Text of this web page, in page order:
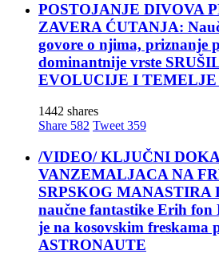
POSTOJANJE DIVOVA
ZAVERA ĆUTANJA:
govore o njima, priznanje
dominantnije vrste
EVOLUCIJE I TEMELJE
1442 shares
Share 582 Tweet 359
/VIDEO/ KLJUČNI
VANZEMALJACA NA
SRPSKOG MANASTIRA
naučne fantastike Erih fon
je na kosovskim freskama
ASTRONAUTE